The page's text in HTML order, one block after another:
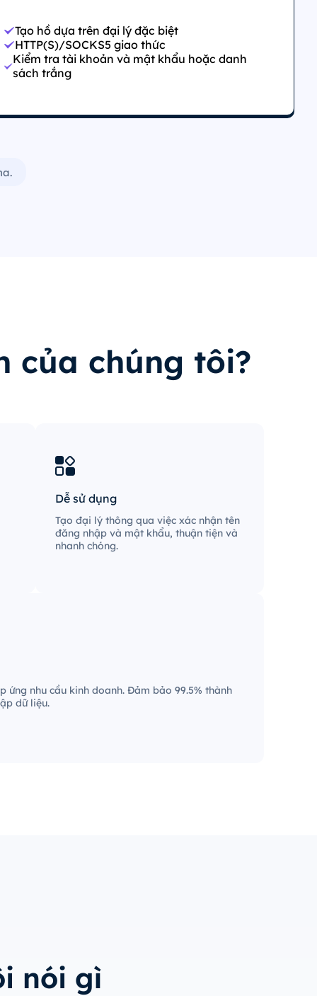
Tạo hồ dựa trên đại lý đặc biệt
HTTP(S)/SOCKS5 giao thức
Kiểm tra tài khoản và mật khẩu hoặc danh
sách trắng
của chúng tôi?
Dễ sử dụng
Tạo đại lý thông qua việc xác nhận tên
đăng nhập và mật khẩu, thuận tiện và
nhanh chóng.
ứng nhu cầu kinh doanh. Đảm bảo 99.5% thành
dữ liệu.
nói gì